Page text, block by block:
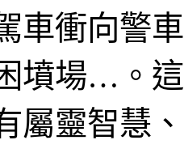
車衝向警
墳場… 。
屬靈智慧